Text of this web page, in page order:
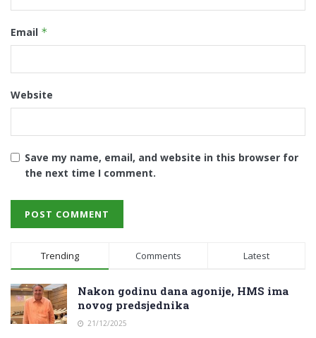
Email *
Website
Save my name, email, and website in this browser for
the next time I comment.
Trending Comments Latest
Nakon godinu dana agonije, HMS ima
novog predsjednika
21/12/2025